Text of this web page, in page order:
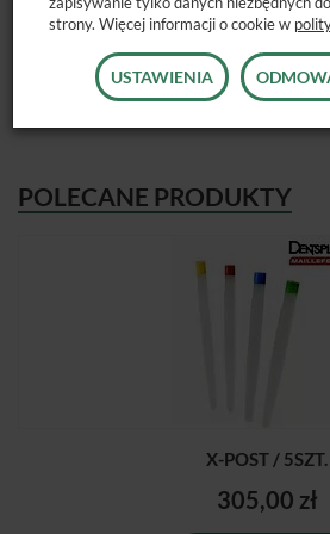
4, dł. 20mm
Dostępne opakowanie: 3 szt. w jednym
POLECANE PRODUKTY
X-POST / 5SZT.
305,00 zł
strony. Więcej informacji o cookie w
USTAWIENIA